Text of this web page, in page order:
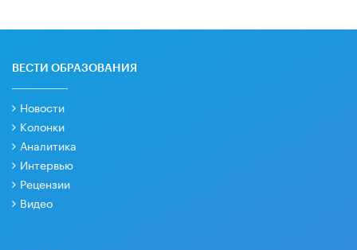
ВЕСТИ ОБРАЗОВАНИЯ
Новости
Колонки
Аналитика
Интервью
Рецензии
Видео